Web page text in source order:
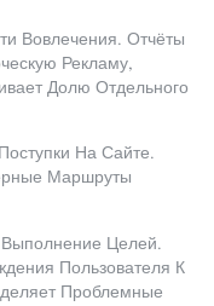
Вовлечения. Отчёты
Рекламу,
Долю Отдельного
На Сайте.
Маршруты
Целей.
Пользователя К
Проблемные